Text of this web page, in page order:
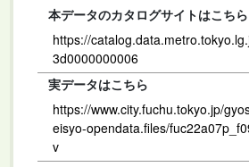
本データのカタログサイトはこちら
https://
3d0000000006
実データはこちら
https://www.city.fuchu.tokyo.jp/
eisyo-opendata.files/
v